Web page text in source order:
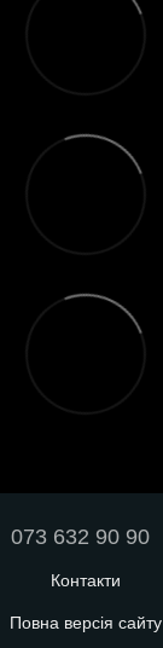
073 632 90 90
Контакти
Повна версія сайту